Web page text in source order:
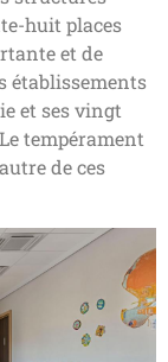
huit places
et de
établissements
et ses vingt
tempérament
de ces